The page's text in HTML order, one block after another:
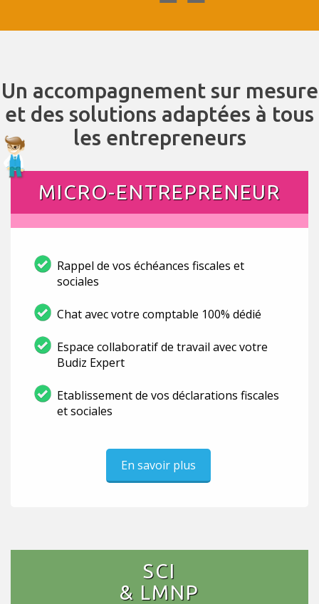
Un accompagnement sur mesure
et des solutions adaptées à tous
les entrepreneurs
MICRO-ENTREPRENEUR
Rappel de vos échéances fiscales et
sociales
Chat avec votre comptable 100% dédié
Espace collaboratif de travail avec votre
Budiz Expert
Etablissement de vos déclarations fiscales
et sociales
En savoir plus
SCI
& LMNP